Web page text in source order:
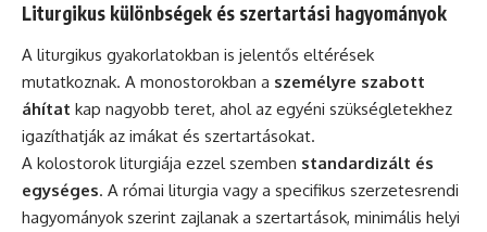
Liturgikus különbségek és szertartási hagyományok
A liturgikus gyakorlatokban is jelentős eltérések
mutatkoznak. A monostorokban a személyre szabott
áhítat kap nagyobb teret, ahol az egyéni szükségletekhez
igazíthatják az imákat és szertartásokat.
A kolostorok liturgiája ezzel szemben standardizált és
egységes. A római liturgia vagy a specifikus szerzetesrendi
hagyományok szerint zajlanak a szertartások, minimális helyi